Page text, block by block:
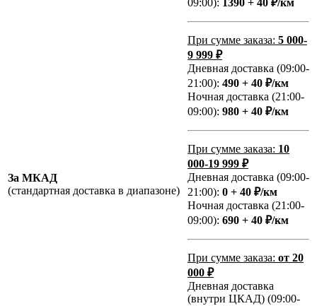
За МКАД
(стандартная доставка в диапазоне)
09:00): 1390 + 40 ₽/км
При сумме заказа: 5 000-
9 999 ₽
Дневная доставка (09:00-
21:00): 490 + 40 ₽/км
Ночная доставка (21:00-
09:00): 980 + 40 ₽/км
При сумме заказа: 10
000-19 999 ₽
Дневная доставка (09:00-
21:00): 0 + 40 ₽/км
Ночная доставка (21:00-
09:00): 690 + 40 ₽/км
При сумме заказа: от 20
000 ₽
Дневная доставка
(внутри ЦКАД) (09:00-